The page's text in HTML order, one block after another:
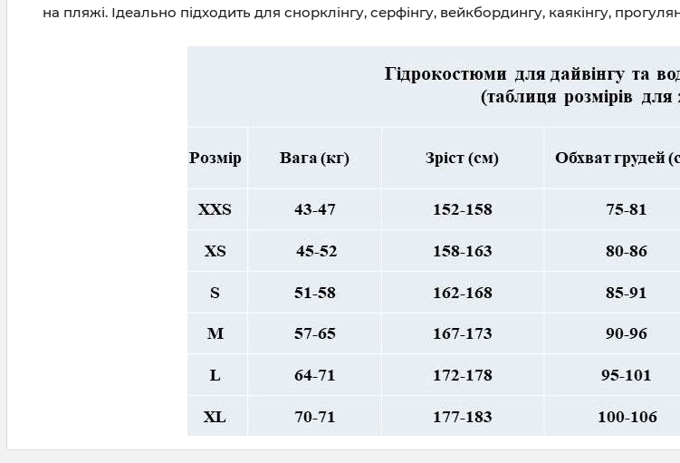
на пляжі. Ідеально підходить для снорклінгу, серфінгу, вейкбордингу, каякінгу,